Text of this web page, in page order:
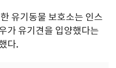
유기동물 보호소는 인스
가 유기견을 입양했다는
다.